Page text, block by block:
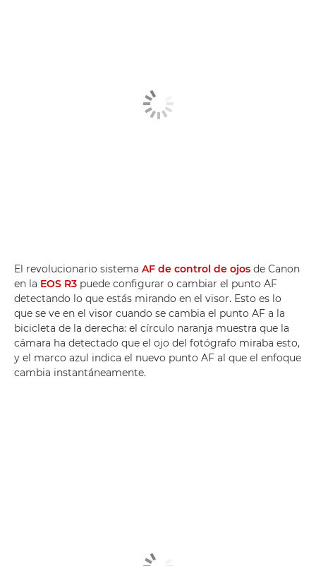
El revolucionario sistema AF de control de ojos de Canon
en la EOS R3 puede configurar o cambiar el punto AF
detectando lo que estás mirando en el visor. Esto es lo
que se ve en el visor cuando se cambia el punto AF a la
bicicleta de la derecha: el círculo naranja muestra que la
cámara ha detectado que el ojo del fotógrafo miraba esto,
y el marco azul indica el nuevo punto AF al que el enfoque
cambia instantáneamente.